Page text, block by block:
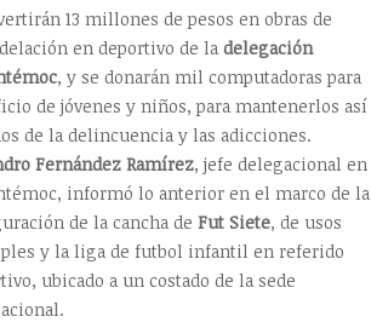
13 millones de pesos en obras de
en deportivo de la delegación
, y se donarán mil computadoras para
de jóvenes y niños, para mantenerlos así
de la delincuencia y las adicciones.
Fernández Ramírez, jefe delegacional en
informó lo anterior en el marco de la
de la cancha de Fut Siete, de usos
y la liga de futbol infantil en referido
ubicado a un costado de la sede